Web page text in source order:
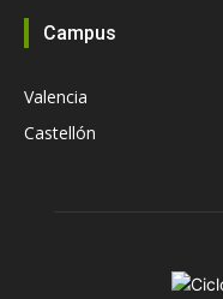
Campus
Valencia
Castellón